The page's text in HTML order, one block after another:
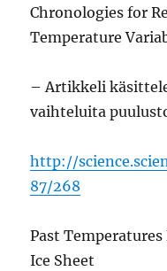
Chronologies for
Temperature
– Artikkeli
vaihteluita
http://
87/268
Past
Ice Sheet